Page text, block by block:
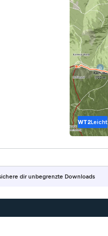
WT2Leicht
dir unbegrenzte Downloads